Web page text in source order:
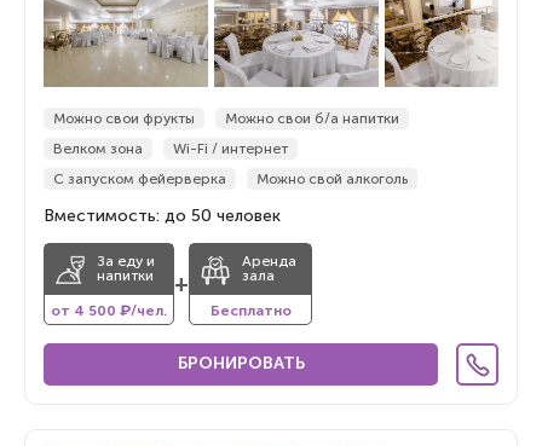
Можно свои фрукты
Можно свои б/а напитки
Велком зона
Wi-Fi / интернет
С запуском фейерверка
Можно свой алкоголь
Вместимость: до 50 человек
За еду и
напитки
от 4 500 ₽/чел.
+
Аренда
зала
Бесплатно
БРОНИРОВАТЬ